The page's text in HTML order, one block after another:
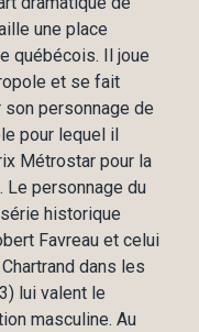
une place
québécois. Il joue
et se fait
son personnage de
pour lequel il
Métrostar pour la
Le personnage du
historique
Favreau et celui
dans les
lui valent le
masculine. Au